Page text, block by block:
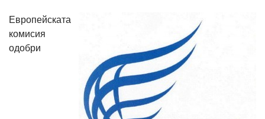
Европейската
комисия
одобри